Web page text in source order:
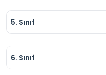
5. Sınıf
6. Sınıf